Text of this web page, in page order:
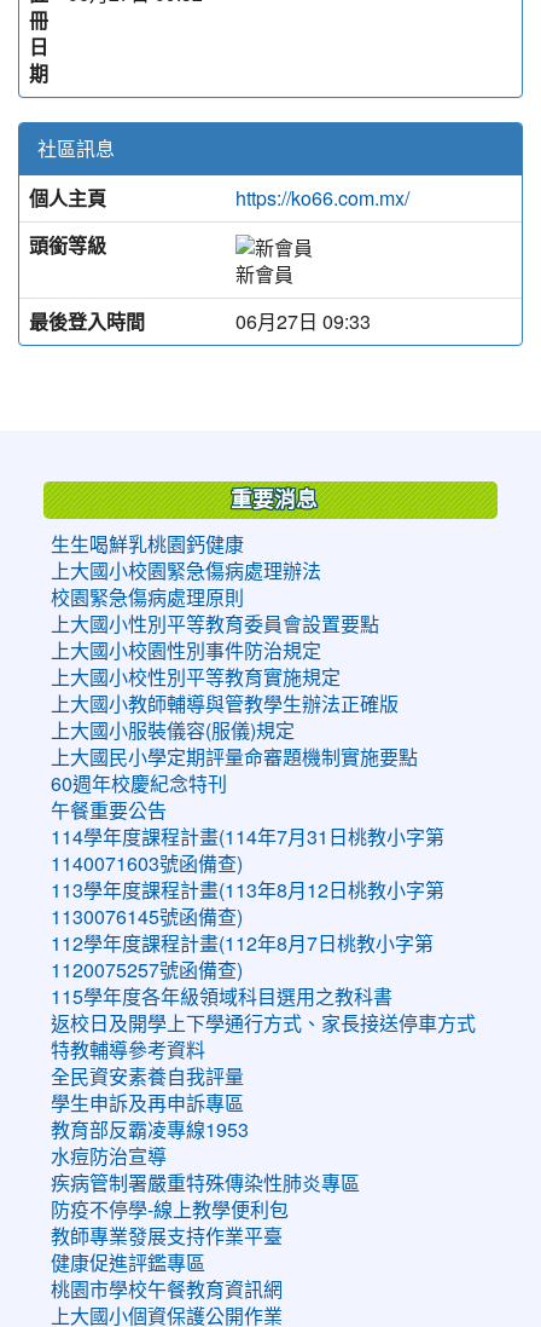
冊
日
期
社區訊息
個人主頁
https://ko66.com.mx/
頭銜等級
新會員
最後登入時間
06月27日 09:33
重要消息
生生喝鮮乳桃園鈣健康
上大國小校園緊急傷病處理辦法
校園緊急傷病處理原則
上大國小性別平等教育委員會設置要點
上大國小校園性別事件防治規定
上大國小校性別平等教育實施規定
上大國小教師輔導與管教學生辦法正確版
上大國小服裝儀容(服儀)規定
上大國民小學定期評量命審題機制實施要點
60週年校慶紀念特刊
午餐重要公告
114學年度課程計畫(114年7月31日桃教小字第
1140071603號函備查)
113學年度課程計畫(113年8月12日桃教小字第
1130076145號函備查)
112學年度課程計畫(112年8月7日桃教小字第
1120075257號函備查)
115學年度各年級領域科目選用之教科書
返校日及開學上下學通行方式、家長接送停車方式
特教輔導參考資料
全民資安素養自我評量
學生申訴及再申訴專區
教育部反霸凌專線1953
水痘防治宣導
疾病管制署嚴重特殊傳染性肺炎專區
防疫不停學-線上教學便利包
教師專業發展支持作業平臺
健康促進評鑑專區
桃園市學校午餐教育資訊網
上大國小個資保護公開作業